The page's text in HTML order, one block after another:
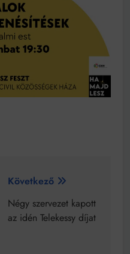
Következő
Négy szervezet kapott
az idén Telekessy díjat